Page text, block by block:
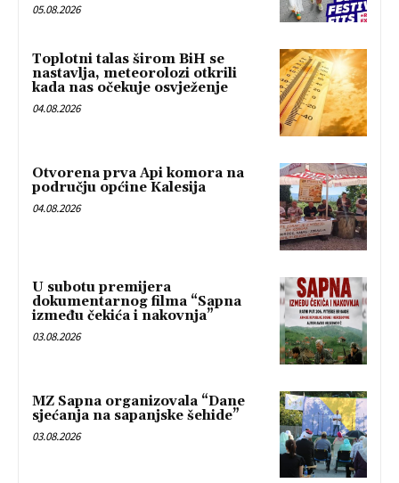
05.08.2026
Toplotni talas širom BiH se
nastavlja, meteorolozi otkrili
kada nas očekuje osvježenje
04.08.2026
Otvorena prva Api komora na
području općine Kalesija
04.08.2026
U subotu premijera
dokumentarnog filma “Sapna
između čekića i nakovnja”
03.08.2026
MZ Sapna organizovala “Dane
sjećanja na sapanjske šehide”
03.08.2026